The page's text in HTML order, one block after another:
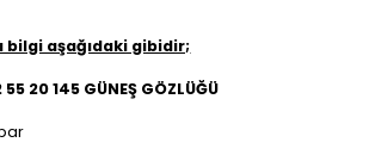
bilgi aşağıdaki gibidir;
20 145 GÜNEŞ GÖZLÜĞÜ